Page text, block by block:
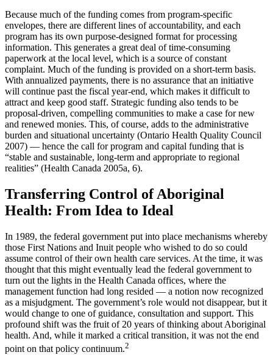
Because much of the funding comes from program-specific
envelopes, there are different lines of accountability, and each
program has its own purpose-designed format for processing
information. This generates a great deal of time-consuming
paperwork at the local level, which is a source of constant
complaint. Much of the funding is provided on a short-term basis.
With annualized payments, there is no assurance that an initiative
will continue past the fiscal year-end, which makes it difficult to
attract and keep good staff. Strategic funding also tends to be
proposal-driven, compelling communities to make a case for new
and renewed monies. This, of course, adds to the administrative
burden and situational uncertainty (Ontario Health Quality Council
2007) — hence the call for program and capital funding that is
“stable and sustainable, long-term and appropriate to regional
realities” (Health Canada 2005a, 6).
Transferring Control of Aboriginal
Health: From Idea to Ideal
In 1989, the federal government put into place mechanisms whereby
those First Nations and Inuit people who wished to do so could
assume control of their own health care services. At the time, it was
thought that this might eventually lead the federal government to
turn out the lights in the Health Canada offices, where the
management function had long resided — a notion now recognized
as a misjudgment. The government’s role would not disappear, but it
would change to one of guidance, consultation and support. This
profound shift was the fruit of 20 years of thinking about Aboriginal
health. And, while it marked a critical transition, it was not the end
point on that policy continuum.2